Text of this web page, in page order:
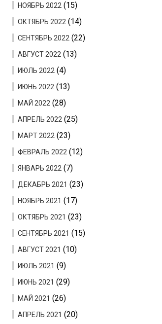
НОЯБРЬ 2022 (15)
ОКТЯБРЬ 2022 (14)
СЕНТЯБРЬ 2022 (22)
АВГУСТ 2022 (13)
ИЮЛЬ 2022 (4)
ИЮНЬ 2022 (13)
МАЙ 2022 (28)
АПРЕЛЬ 2022 (25)
МАРТ 2022 (23)
ФЕВРАЛЬ 2022 (12)
ЯНВАРЬ 2022 (7)
ДЕКАБРЬ 2021 (23)
НОЯБРЬ 2021 (17)
ОКТЯБРЬ 2021 (23)
СЕНТЯБРЬ 2021 (15)
АВГУСТ 2021 (10)
ИЮЛЬ 2021 (9)
ИЮНЬ 2021 (29)
МАЙ 2021 (26)
АПРЕЛЬ 2021 (20)